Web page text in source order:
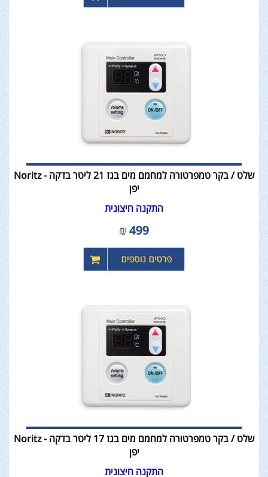
שלט / בקר טמפרטורה למחמם מים בגז 21 ליטר בדקה - Noritz
יפן
התקנה חיצונית
499
₪
שלט / בקר טמפרטורה למחמם מים בגז 17 ליטר בדקה - Noritz
יפן
התקנה חיצונית